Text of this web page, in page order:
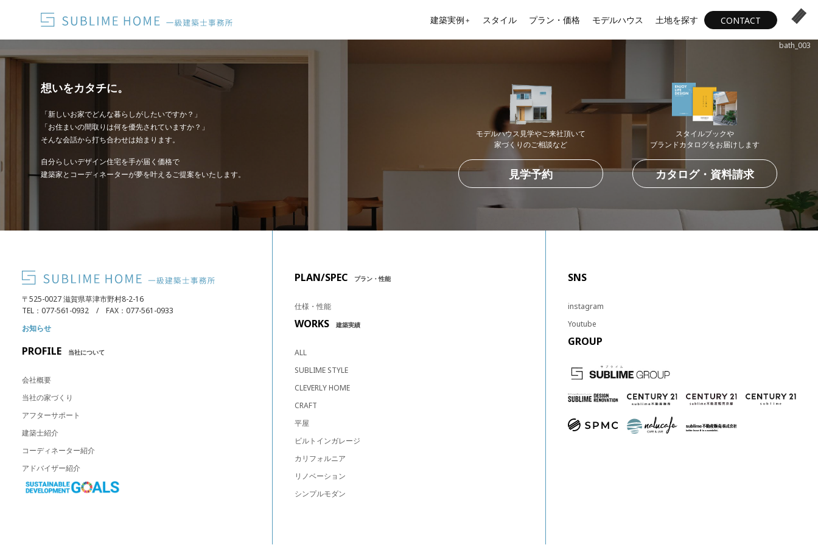
bath_003
建築実例 ＋ スタイル プラン・価格 モデルハウス 土地を探す CONTACT
想いをカタチに。
「新しいお家でどんな暮らしがしたいですか？」
「お住まいの間取りは何を優先されていますか？」
そんな会話から打ち合わせは始まります。
自分らしいデザイン住宅を手が届く価格で
建築家とコーディネーターが夢を叶えるご提案をいたします。
モデルハウス見学やご来社頂いて
家づくりのご相談など
見学予約
スタイルブックや
ブランドカタログをお届けします
カタログ・資料請求
〒525-0027 滋賀県草津市野村8-2-16
TEL：077-561-0932 / FAX：077-561-0933
お知らせ
PROFILE 当社について
会社概要
当社の家づくり
アフターサポート
建築士紹介
コーディネーター紹介
アドバイザー紹介
PLAN/SPEC プラン・性能
仕様・性能
WORKS 建築実績
ALL
SUBLIME STYLE
CLEVERLY HOME
CRAFT
平屋
ビルトインガレージ
カリフォルニア
リノベーション
シンプルモダン
SNS
instagram
Youtube
GROUP